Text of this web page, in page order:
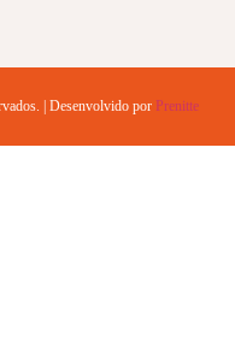
| Desenvolvido por Prenitte